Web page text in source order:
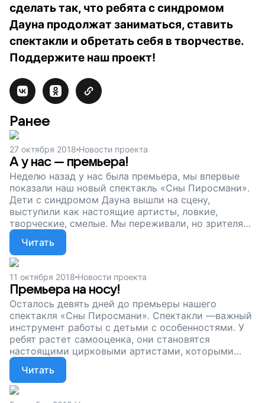
сделать так, что ребята с синдромом
Дауна продолжат заниматься, ставить
спектакли и обретать себя в творчестве.
Поддержите наш проект!
Ранее
27 октября 2018 Новости проекта
А у нас — премьера!
Неделю назад у нас была премьера, мы впервые
показали наш новый спектакль «Сны Пиросмани».
Дети с синдромом Дауна вышли на сцену,
выступили как настоящие артисты, ловкие,
творческие, смелые. Мы переживали, но зрителям
понравилось. Ура! Сейчас мы собираем деньги,
чтобы наш цирк для особенных детей продолжал
работу. Чтобы они тренировались, раскрывались,
шли вперед, к свободе! Поддержите наш проект!
Читать
11 октября 2018 Новости проекта
Премьера на носу!
Осталось девять дней до премьеры нашего
спектакля «Сны Пиросмани». Спектакли —важный
инструмент работы с детьми с особенностями. У
ребят растет самооценка, они становятся
настоящими цирковыми артистами, которыми
восхищаются! Сейчас мы собираем деньги, чтобы
продолжать заниматься с ребятами. Вы можете
помочь детям с синдромом Дауна понять, что они
могут все, что захотят, что им все под силу.
Читать